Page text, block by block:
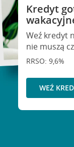
Kredyt
Weź kredyt
nie muszą
RRSO: 9,6%
WEŹ